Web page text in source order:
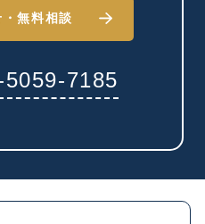
・無料相談
7185